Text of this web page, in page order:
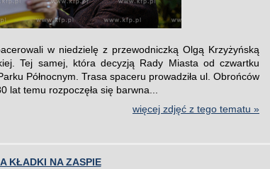
w niedzielę z przewodniczką Olgą Krzyżyńską
Tej samej, która decyzją Rady Miasta od czwartku
Północnym. Trasa spaceru prowadziła ul. Obrońców
lat temu rozpoczęła się barwna...
więcej zdjęć z tego tematu »
KŁADKI NA ZASPIE